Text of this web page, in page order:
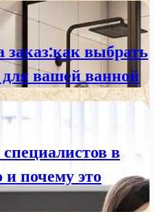
выбрать
вашей ванной
в
почему это